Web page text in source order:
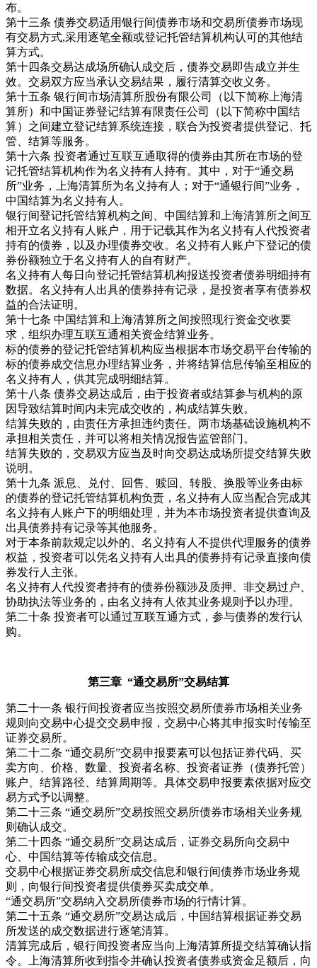
布。
第十三条 债券交易适用银行间债券市场和交易所债券市场现
有交易方式,采用逐笔全额或登记托管结算机构认可的其他结
算方式。
第十四条交易达成场所确认成交后，债券交易即告成立并生
效。交易双方应当承认交易结果，履行清算交收义务。
第十五条 银行间市场清算所股份有限公司（以下简称上海清
算所）和中国证券登记结算有限责任公司（以下简称中国结
算）之间建立登记结算系统连接，联合为投资者提供登记、托
管、结算等服务。
第十六条 投资者通过互联互通取得的债券由其所在市场的登
记托管结算机构作为名义持有人持有。其中，对于“通交易
所”业务，上海清算所为名义持有人；对于“通银行间”业务，
中国结算为名义持有人。
银行间登记托管结算机构之间、中国结算和上海清算所之间互
相开立名义持有人账户，用于记载其作为名义持有人代投资者
持有的债券，以及办理债券交收。名义持有人账户下登记的债
券份额独立于名义持有人的自有财产。
名义持有人每日向登记托管结算机构报送投资者债券明细持有
数据。名义持有人出具的债券持有记录，是投资者享有债券权
益的合法证明。
第十七条 中国结算和上海清算所之间按照现行资金交收要
求，组织办理互联互通相关资金结算业务。
标的债券的登记托管结算机构应当根据本市场交易平台传输的
标的债券成交信息办理结算业务，并将结算信息传输至相应的
名义持有人，供其完成明细结算。
第十八条 债券交易达成后，由于投资者或结算参与机构的原
因导致结算时间内未完成交收的，构成结算失败。
结算失败的，由责任方承担违约责任。两市场基础设施机构不
承担相关责任，并可以将相关情况报告监管部门。
结算失败的，交易双方应当及时向交易达成场所提交结算失败
说明。
第十九条 派息、兑付、回售、赎回、转股、换股等业务由标
的债券的登记托管结算机构负责，名义持有人应当配合完成其
名义持有人账户下的明细处理，并为本市场投资者提供查询及
出具债券持有记录等其他服务。
对于本条前款规定以外的、名义持有人不提供代理服务的债券
权益，投资者可以凭名义持有人出具的债券持有记录直接向债
券发行人主张。
名义持有人代投资者持有的债券份额涉及质押、非交易过户、
协助执法等业务的，由名义持有人依其业务规则予以办理。
第二十条 投资者可以通过互联互通方式，参与债券的发行认
购。
第三章 “通交易所”交易结算
第二十一条 银行间投资者应当按照交易所债券市场相关业务
规则向交易中心提交交易申报，交易中心将其申报实时传输至
证券交易所。
第二十二条 “通交易所”交易申报要素可以包括证券代码、买
卖方向、价格、数量、投资者名称、投资者证券（债券托管）
账户、结算路径、结算周期等。具体交易申报要素依据对应交
易方式予以调整。
第二十三条 “通交易所”交易按照交易所债券市场相关业务规
则确认成交。
第二十四条 “通交易所”交易达成后，证券交易所向交易中
心、中国结算等传输成交信息。
交易中心根据证券交易所成交信息和银行间债券市场业务规
则，向银行间投资者提供债券买卖成交单。
“通交易所”交易纳入交易所债券市场的行情计算。
第二十五条 “通交易所”交易达成后，中国结算根据证券交易
所发送的成交数据进行逐笔清算。
清算完成后，银行间投资者应当向上海清算所提交结算确认指
令。上海清算所收到指令并确认投资者债券或资金足额后，向